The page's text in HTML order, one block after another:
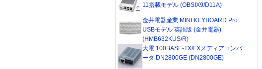
11搭載モデル (OBSIX9/D11A)
金井電器産業 MINI KEYBOARD Pro
USBモデル 英語版 (金井電器)
(HMB632KUS/R)
大電 100BASE-TX/FXメディアコンバ
ータ DN2800GE (DN2800GE)